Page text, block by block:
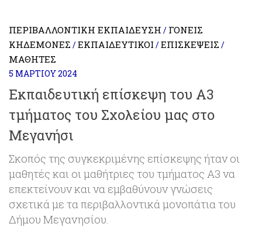
ΠΕΡΙΒΑΛΛΟΝΤΙΚΉ ΕΚΠΑΊΔΕΥΣΗ / ΓΟΝΕΊΣ
ΚΗΔΕΜΌΝΕΣ /ΕΚΠΑΙΔΕΥΤΙΚΟΊ /ΕΠΙΣΚΈΨΕΙΣ /
ΜΑΘΗΤΈΣ
5 ΜΑΡΤΊΟΥ 2024
Εκπαιδευτική επίσκεψη του Α3
τμήματος του Σχολείου μας στο
Μεγανήσι
Σκοπός της συγκεκριμένης επίσκεψης ήταν οι
μαθητές και οι μαθήτριες του τμήματος Α3 να
επεκτείνουν και να εμβαθύνουν γνώσεις
σχετικά με τα περιβαλλοντικά μονοπάτια του
Δήμου Μεγανησίου.